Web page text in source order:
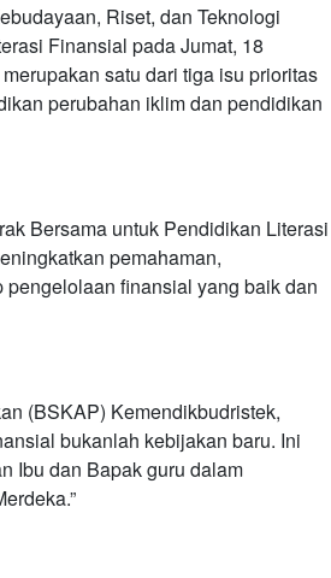
Riset, dan Teknologi
Finansial pada Jumat, 18
satu dari tiga isu prioritas
perubahan iklim dan pendidikan
Bersama untuk Pendidikan Literasi
pemahaman,
finansial yang baik dan
(BSKAP) Kemendikbudristek,
bukanlah kebijakan baru. Ini
Ibu dan Bapak guru dalam